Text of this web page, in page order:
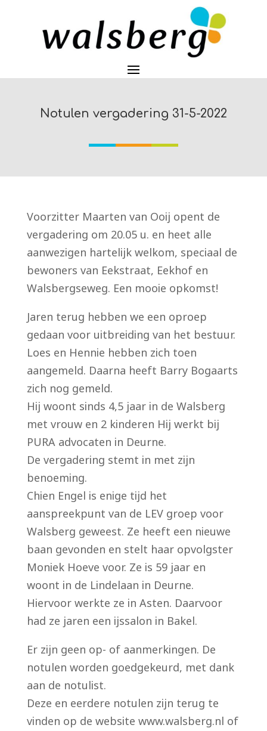
Notulen vergadering 31-5-2022
Voorzitter Maarten van Ooij opent de
vergadering om 20.05 u. en heet alle
aanwezigen hartelijk welkom, speciaal de
bewoners van Eekstraat, Eekhof en
Walsbergseweg. Een mooie opkomst!
Jaren terug hebben we een oproep
gedaan voor uitbreiding van het bestuur.
Loes en Hennie hebben zich toen
aangemeld. Daarna heeft Barry Bogaarts
zich nog gemeld.
Hij woont sinds 4,5 jaar in de Walsberg
met vrouw en 2 kinderen Hij werkt bij
PURA advocaten in Deurne.
De vergadering stemt in met zijn
benoeming.
Chien Engel is enige tijd het
aanspreekpunt van de LEV groep voor
Walsberg geweest. Ze heeft een nieuwe
baan gevonden en stelt haar opvolgster
Moniek Hoeve voor. Ze is 59 jaar en
woont in de Lindelaan in Deurne.
Hiervoor werkte ze in Asten. Daarvoor
had ze jaren een ijssalon in Bakel.
Er zijn geen op- of aanmerkingen. De
notulen worden goedgekeurd, met dank
aan de notulist.
Deze en eerdere notulen zijn terug te
vinden op de website www.walsberg.nl of